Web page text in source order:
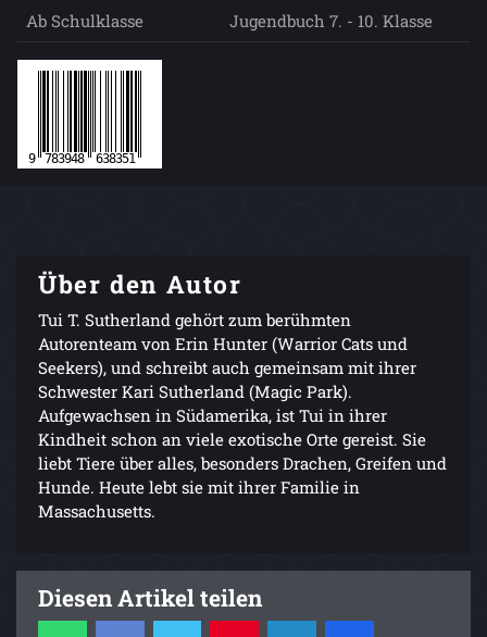
Ab Schulklasse
Jugendbuch 7. - 10. Klasse
Über den Autor
Tui T. Sutherland gehört zum berühmten
Autorenteam von Erin Hunter (Warrior Cats und
Seekers), und schreibt auch gemeinsam mit ihrer
Schwester Kari Sutherland (Magic Park).
Aufgewachsen in Südamerika, ist Tui in ihrer
Kindheit schon an viele exotische Orte gereist. Sie
liebt Tiere über alles, besonders Drachen, Greifen und
Hunde. Heute lebt sie mit ihrer Familie in
Massachusetts.
Diesen Artikel teilen